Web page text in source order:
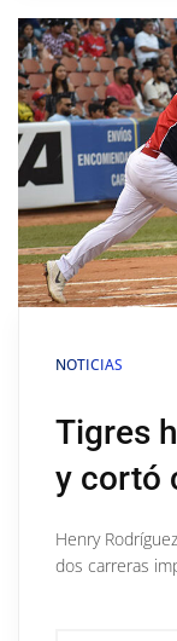
NOTICIAS
Tigres
y cortó
Henry
dos carreras